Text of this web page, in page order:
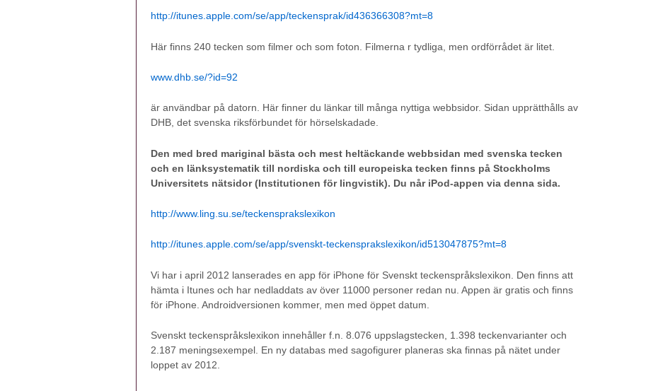
http://itunes.apple.com/se/app/teckensprak/id436366308?mt=8
Här finns 240 tecken som filmer och som foton. Filmerna r tydliga, men ordförrådet är litet.
www.dhb.se/?id=92
är användbar på datorn. Här finner du länkar till många nyttiga webbsidor. Sidan upprätthålls av
DHB, det svenska riksförbundet för hörselskadade.
Den med bred mariginal bästa och mest heltäckande webbsidan med svenska tecken
och en länksystematik till nordiska och till europeiska tecken finns på Stockholms
Universitets nätsidor (Institutionen för lingvistik). Du når iPod-appen via denna sida.
http://www.ling.su.se/teckensprakslexikon
http://itunes.apple.com/se/app/svenskt-teckensprakslexikon/id513047875?mt=8
Vi har i april 2012 lanserades en app för iPhone för Svenskt teckenspråkslexikon. Den finns att
hämta i Itunes och har nedladdats av över 11000 personer redan nu. Appen är gratis och finns
för iPhone. Androidversionen kommer, men med öppet datum.
Svenskt teckenspråkslexikon innehåller f.n. 8.076 uppslagstecken, 1.398 teckenvarianter och
2.187 meningsexempel. En ny databas med sagofigurer planeras ska finnas på nätet under
loppet av 2012.